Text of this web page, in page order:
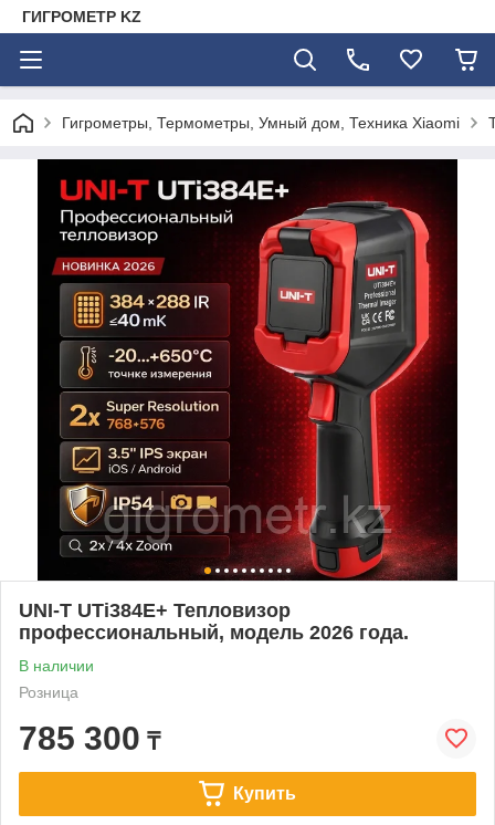
ГИГРОМЕТР KZ
Гигрометры, Термометры, Умный дом, Техника Xiaomi
UNI-T UTi384E+ Тепловизор
профессиональный, модель 2026 года.
В наличии
Розница
785 300 ₸
Купить